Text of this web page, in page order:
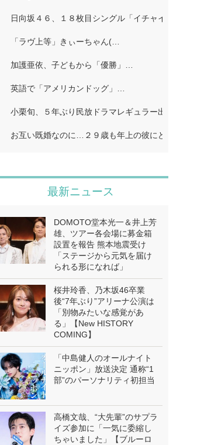
日向坂４６、１８枚目シングル「イチャイチャ虫」…
「ラヴ上等」きぃーちゃん(…
加護亜依、子どもから「優勝」…
英語で「アメリカンドッグ」…
小栗旬、５年ぶり民放ドラマレギュラー出演…
お互い既婚なのに…２９歳も年上の彼にどうしようも
最新ニュース
DOMOTO堂本光一＆井上芳
雄、ツアー各会場に募金箱
設置を報告 熊本地震受け
「ステージから元気を届け
られる形になれば」
桜井玲香、乃木坂46卒業
後“7年ぶり”アリーナ公演は
「別物みたいな感覚があ
る」【New HISTORY
COMING】
「中島健人のオールナイト
ニッポン」放送決定 通称“1
部”のパーソナリティ初担当
高橋文哉、“大先輩”のサプラ
イズ参加に「一気に委縮し
ちゃいました」【ブルーロ